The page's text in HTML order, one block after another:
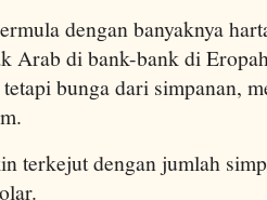
dengan banyaknya
Arab di bank-bank di
bunga dari simpanan,
terkejut dengan jumlah